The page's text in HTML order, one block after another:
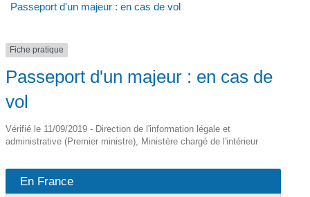
Passeport d'un majeur : en cas de vol
Fiche pratique
Passeport d'un majeur : en cas de
vol
Vérifié le 11/09/2019 - Direction de l'information légale et
administrative (Premier ministre), Ministère chargé de l'intérieur
En France